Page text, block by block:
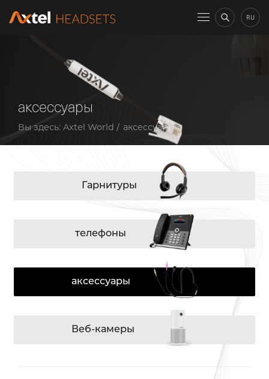
RU
аксессуары
Вы здесь: Axtel World аксессуары
Гарнитуры
телефоны
аксессуары
Веб-камеры